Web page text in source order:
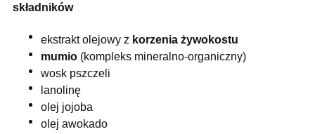
składników
ekstrakt olejowy z korzenia żywokostu
mumio (kompleks mineralno-organiczny)
wosk pszczeli
lanolinę
olej jojoba
olej awokado